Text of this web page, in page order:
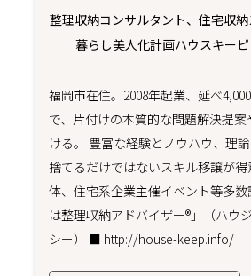
整理収納コンサルタント、住宅収納
暮らし美人化計画ハウスキー
福岡市在住。2008年起業、延べ
で、片付けの本質的な問題解決提
ける。 豊富な経験とノウハウ、理
捨てるだけではないスキル移譲が
体、住宅系企業主催イベント等多
は整理収納アドバイザー®」（ハウ
シー） ■ http://house-keep.info/